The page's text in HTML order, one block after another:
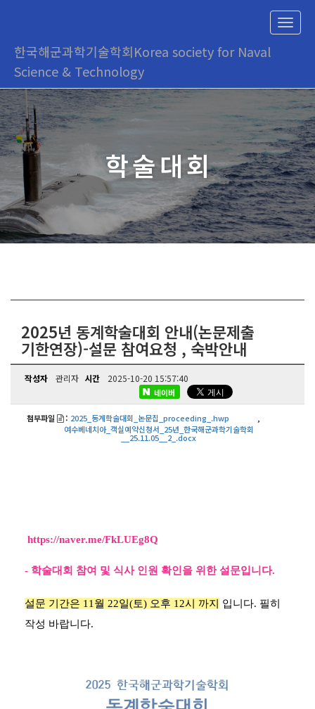
T
o
e
n
a
v
i
g
a
t
i
o
n
한국해군과학기술학회Korea society for Naval
Science & Technology
학술대회
2025년 동계학술대회 안내(논문제출
기한연장)-설문 참여요청 , 숙박안내
작성자 관리자 시간 2025-10-20 15:57:40
네이버
첨부파일 : 2025_동계학술대회_논문집_proceeding_.hwp
여수베네치아_객실예약신청서_25년_한국해군과학기술학회
__25.11.05__2_.docx
https://naver.me/FkLUEg8Q
- 학술대회 참여 및 식사 인원 확인을 위한 설문입니다.
설문 기간은 11월 22일(토) 오후 12시 까지
입니다. 필히
작성 바랍니다.